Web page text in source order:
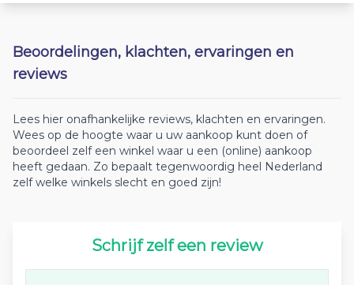
Beoordelingen, klachten, ervaringen en
reviews
Lees hier onafhankelijke reviews, klachten en ervaringen.
Wees op de hoogte waar u uw aankoop kunt doen of
beoordeel zelf een winkel waar u een (online) aankoop
heeft gedaan. Zo bepaalt tegenwoordig heel Nederland
zelf welke winkels slecht en goed zijn!
Schrijf zelf een review